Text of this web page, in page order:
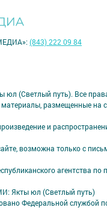
юл (Светлый путь). Все
размещенные на
и
возможна только с
агентства по
Якты юл (Светлый путь)
Федеральной службой
(843) 222 09 84